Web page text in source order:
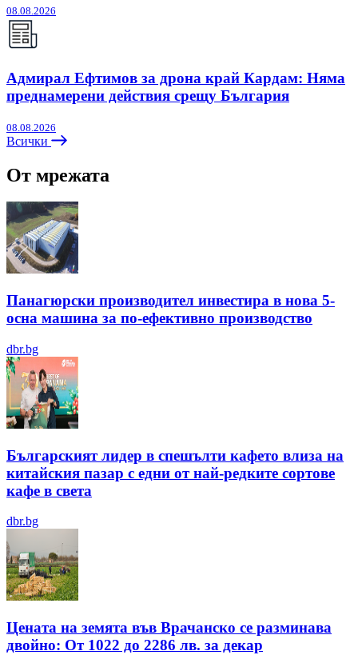
08.08.2026
Адмирал Ефтимов за дрона край Кардам: Няма
преднамерени действия срещу България
08.08.2026
Всички
От мрежата
Панагюрски производител инвестира в нова 5-
осна машина за по-ефективно производство
dbr.bg
Българският лидер в спешълти кафето влиза на
китайския пазар с едни от най-редките сортове
кафе в света
dbr.bg
Цената на земята във Врачанско се разминава
двойно: От 1022 до 2286 лв. за декар